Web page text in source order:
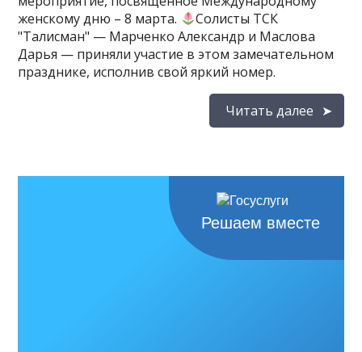
женскому дню – 8 марта.
Солисты ТСК
"Талисман" — Марченко Александр и Маслова
Дарья — приняли участие в этом замечательном
празднике, исполнив свой яркий номер.
Читать далее
Решаем вместе